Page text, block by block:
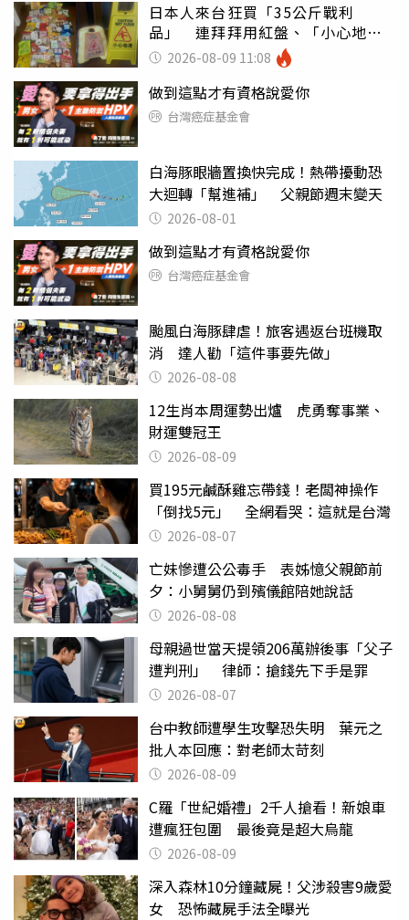
日本人來台狂買「35公斤戰利
品」 連拜拜用紅盤、「小心地
滑」告示牌也帶回家
2026-08-09 11:08
做到這點才有資格說愛你
台灣癌症基金會
白海豚眼牆置換快完成！熱帶擾動恐
大迴轉「幫進補」 父親節週末變天
2026-08-01
做到這點才有資格說愛你
台灣癌症基金會
颱風白海豚肆虐！旅客遇返台班機取
消 達人勸「這件事要先做」
2026-08-08
12生肖本周運勢出爐 虎勇奪事業、
財運雙冠王
2026-08-09
買195元鹹酥雞忘帶錢！老闆神操作
「倒找5元」 全網看哭：這就是台灣
2026-08-07
亡妹慘遭公公毒手 表姊憶父親節前
夕：小舅舅仍到殯儀館陪她說話
2026-08-08
母親過世當天提領206萬辦後事「父子
遭判刑」 律師：搶錢先下手是罪
2026-08-07
台中教師遭學生攻擊恐失明 葉元之
批人本回應：對老師太苛刻
2026-08-09
C羅「世紀婚禮」2千人搶看！新娘車
遭瘋狂包圍 最後竟是超大烏龍
2026-08-09
深入森林10分鐘藏屍！父涉殺害9歲愛
女 恐怖藏屍手法全曝光